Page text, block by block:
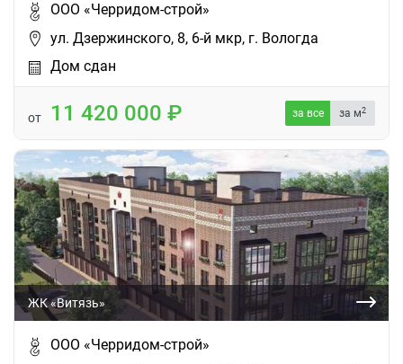
ООО «Черридом-строй»
ул. Дзержинского, 8, 6-й мкр, г. Вологда
Дом сдан
от 11 420 000 за все за м2
ЖК «Витязь»
ООО «Черридом-строй»